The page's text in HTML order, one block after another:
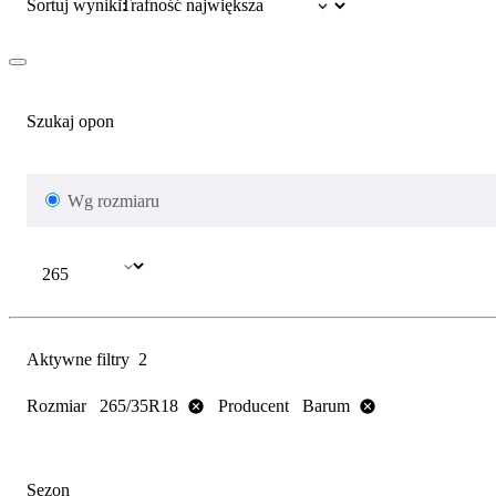
Sortuj wyniki:
Szukaj opon
Wg rozmiaru
Aktywne filtry 2
Rozmiar 265/35R18 Producent Barum
Sezon